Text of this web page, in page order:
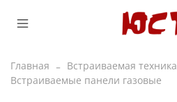
Главная
Встраиваемая техника
Встраиваемые панели газовые